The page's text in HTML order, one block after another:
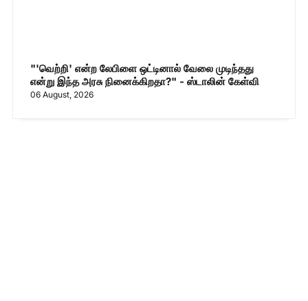
"'வெற்றி' என்ற லேபிளை ஒட்டினால் வேலை முடிந்தது
என்று இந்த அரசு நினைக்கிறதா?" - ஸ்டாலின் கேள்வி
06 August, 2026